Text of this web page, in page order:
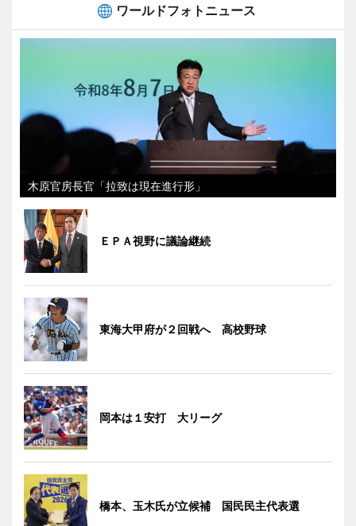
ワールドフォトニュース
木原官房長官「拉致は現在進行形」
ＥＰＡ視野に議論継続
東海大甲府が２回戦へ 高校野球
岡本は１安打 大リーグ
橋本、玉木氏が立候補 国民民主代表選